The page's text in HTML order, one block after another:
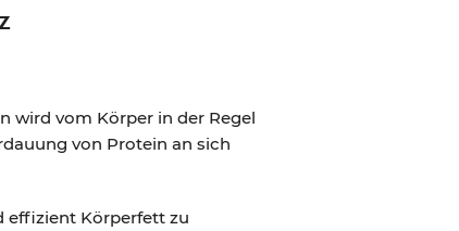
wird vom Körper in der Regel
von Protein an sich
effizient Körperfett zu